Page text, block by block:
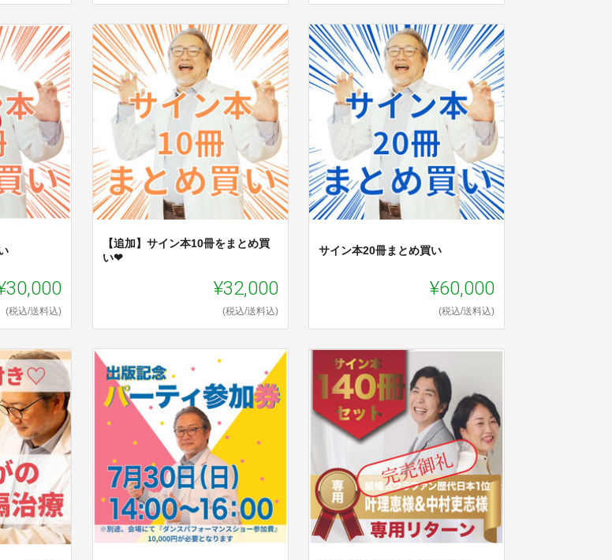
(税込/送料込)
【追加】サイン本10冊をまとめ買
い❤
¥32,000
(税込/送料込)
サイン本20冊まとめ買い
¥60,000
(税込/送料込)